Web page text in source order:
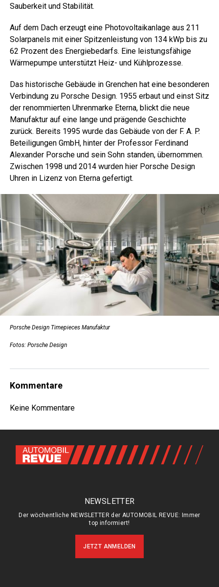
Sauberkeit und Stabilität.
Auf dem Dach erzeugt eine Photovoltaikanlage aus 211
Solarpanels mit einer Spitzenleistung von 134 kWp bis zu
62 Prozent des Energiebedarfs. Eine leistungsfähige
Wärmepumpe unterstützt Heiz- und Kühlprozesse.
Das historische Gebäude in Grenchen hat eine besonderen
Verbindung zu Porsche Design. 1955 erbaut und einst Sitz
der renommierten Uhrenmarke Eterna, blickt die neue
Manufaktur auf eine lange und prägende Geschichte
zurück. Bereits 1995 wurde das Gebäude von der F. A. P.
Beteiligungen GmbH, hinter der Professor Ferdinand
Alexander Porsche und sein Sohn standen, übernommen.
Zwischen 1998 und 2014 wurden hier Porsche Design
Uhren in Lizenz von Eterna gefertigt.
Porsche Design Timepieces Manufaktur
Fotos: Porsche Design
Kommentare
Keine Kommentare
NEWSLETTER
Der wöchentliche NEWSLETTER der AUTOMOBIL REVUE: Immer
top informiert!
JETZT ANMELDEN